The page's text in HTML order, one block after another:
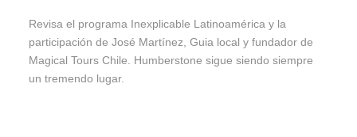
Revisa el programa Inexplicable Latinoamérica y la
participación de José Martínez, Guia local y fundador de
Magical Tours Chile. Humberstone sigue siendo siempre
un tremendo lugar.